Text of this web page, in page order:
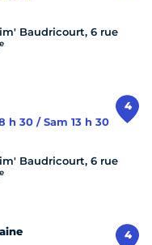
Baudricourt, 6 rue
e
4
h 30 / Sam 13 h 30
Baudricourt, 6 rue
e
4